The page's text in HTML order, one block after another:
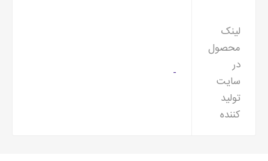
لینک
محصول
در
سایت
تولید
کننده
-